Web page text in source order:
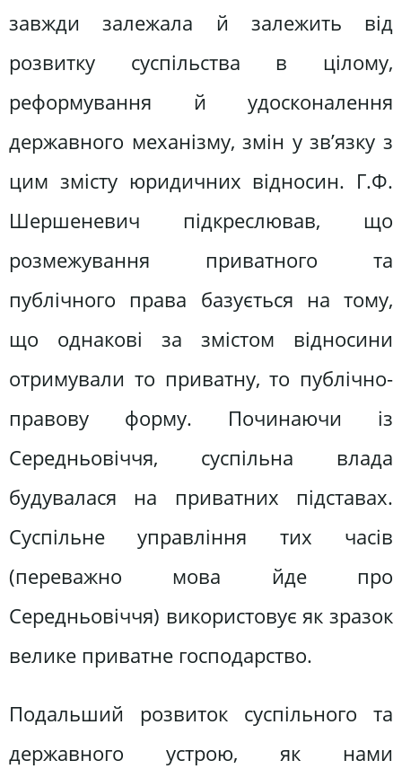
завжди залежала й залежить від
розвитку суспільства в цілому,
реформування й удосконалення
державного механізму, змін у зв’язку з
цим змісту юридичних відносин. Г.Ф.
Шершеневич підкреслював, що
розмежування приватного та
публічного права базується на тому,
що однакові за змістом відносини
отримували то приватну, то публічно-
правову форму. Починаючи із
Середньовіччя, суспільна влада
будувалася на приватних підставах.
Суспільне управління тих часів
(переважно мова йде про
Середньовіччя) використовує як зразок
велике приватне господарство.
Подальший розвиток суспільного та
державного устрою, як нами